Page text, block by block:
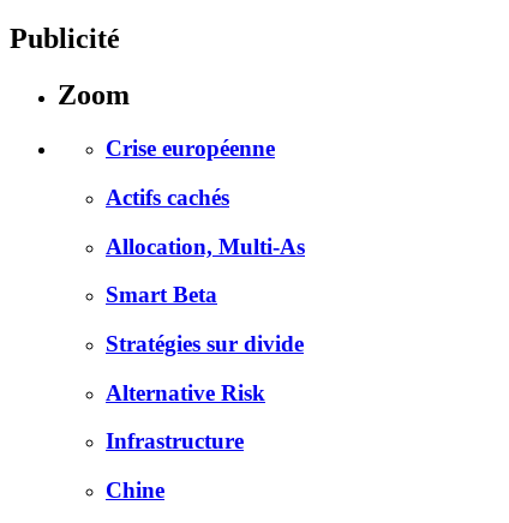
Publicité
Zoom
Crise européenne
Actifs cachés
Allocation, Multi-As
Smart Beta
Stratégies sur divide
Alternative Risk
Infrastructure
Chine